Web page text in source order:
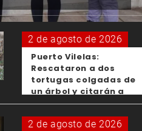
2 de agosto de 2026
Puerto Vilelas:
Rescataron a dos
tortugas colgadas de
un árbol y citarán a
los padres de los
menores responsables
2 de agosto de 2026